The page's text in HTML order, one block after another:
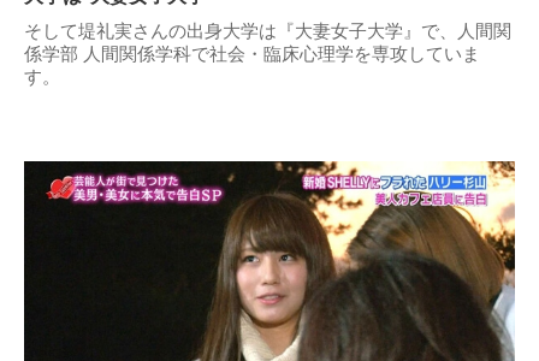
そして堤礼実さんの出身大学は『大妻女子大学』で、人間関
係学部 人間関係学科で社会・臨床心理学を専攻していま
す。